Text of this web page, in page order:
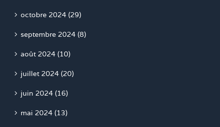
octobre 2024 (29)
septembre 2024 (8)
août 2024 (10)
juillet 2024 (20)
juin 2024 (16)
mai 2024 (13)